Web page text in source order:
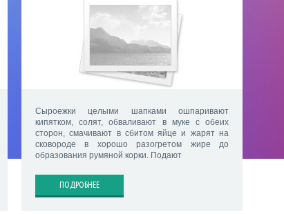
Сыроежки целыми шапками ошпаривают
кипятком, солят, обваливают в муке с обеих
сторон, смачивают в сбитом яйце и жарят на
сковороде в хорошо разогретом жире до
образования румяной корки. Подают
ПОДРОБНЕЕ